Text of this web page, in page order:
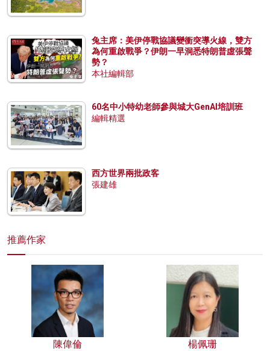
兔主席：美伊停戰協議變衝突導火線，雙方
為何重啟戰爭？伊朗一早洞悉特朗普虛張聲
勢？
本社編輯部
60名中小特幼老師參與城大GenAI培訓班
編輯精選
西方世界兩批政客
張建雄
推薦作家
陳偉倫 楊佩珊